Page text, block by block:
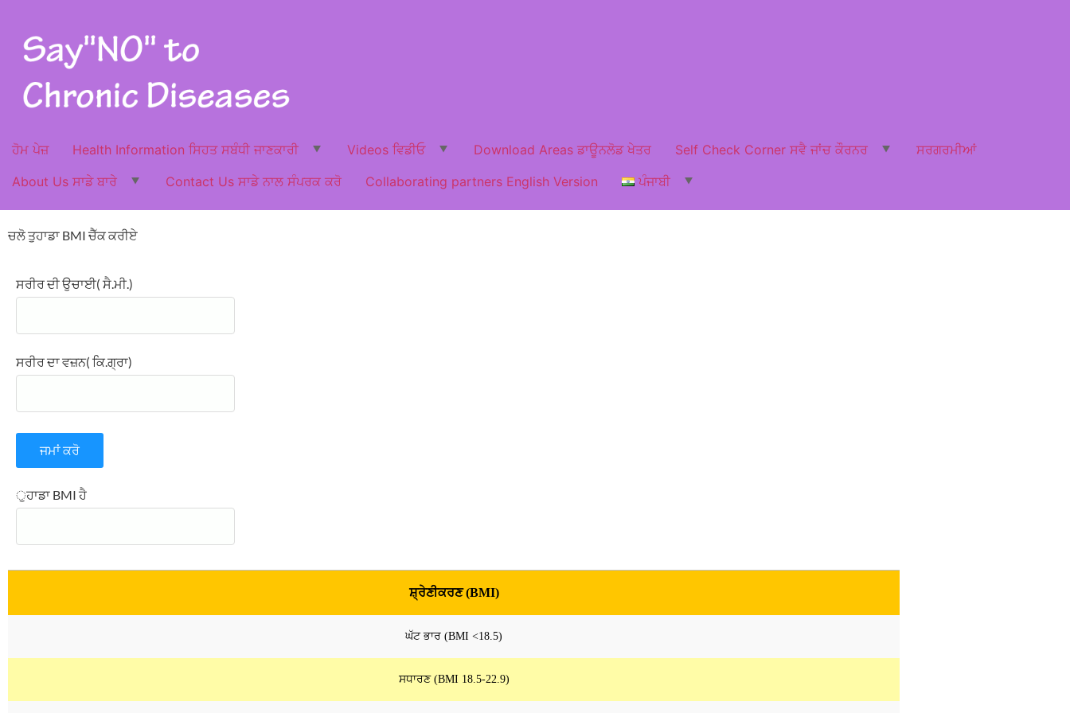
ਹੋਮ ਪੇਜ਼ Health Information ਸਿਹਤ ਸਬੰਧੀ ਜਾਣਕਾਰੀ Videos ਵਿਡੀਓ Download Areas ਡਾਊਨਲੋਡ ਖੇਤਰ Self Check Corner ਸਵੈ ਜਾਂਚ ਕੌਰਨਰ
ਸਰਗਰਮੀਆਂ
About Us ਸਾਡੇ ਬਾਰੇ
Contact Us ਸਾਡੇ ਨਾਲ ਸੰਪਰਕ ਕਰੋ Collaborating partners English Version ਪੰਜਾਬੀ
ਚਲੋ ਤੁਹਾਡਾ BMI ਚੈੱਕ ਕਰੀਏ
ਸਰੀਰ ਦੀ ਉਚਾਈ( ਸੈ.ਮੀ.)
ਸਰੀਰ ਦਾ ਵਜ਼ਨ( ਕਿ.ਗ੍ਰਾ)
ੁਹਾਡਾ BMI ਹੈ
ਸ਼੍ਰੇਣੀਕਰਣ (BMI)
ਘੱਟ ਭਾਰ (BMI <18.5)
ਸਧਾਰਣ (BMI 18.5-22.9)